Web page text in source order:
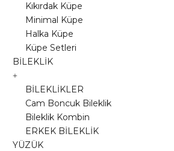
Kıkırdak Küpe
Minimal Küpe
Halka Küpe
Küpe Setleri
BİLEKLİK
BİLEKLİKLER
Cam Boncuk Bileklik
Bileklik Kombin
ERKEK BİLEKLİK
YÜZÜK